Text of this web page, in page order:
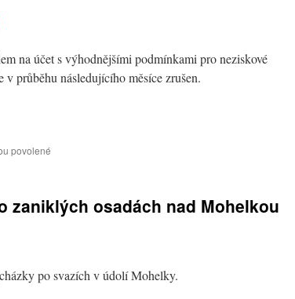
na účet s výhodnějšími podmínkami pro neziskové
průběhu následujícího měsíce zrušen.
povolené
Změna
bankovního
zaniklých osadách nad Mohelkou
po svazích v údolí Mohelky.